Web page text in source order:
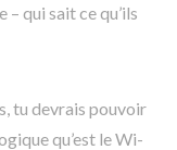
qui sait ce qu’ils
tu devrais pouvoir
qu’est le Wi-